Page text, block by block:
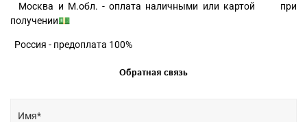
Москва и М.обл. - оплата наличными или картой при
получении💵
Россия - предоплата 100%
Обратная связь